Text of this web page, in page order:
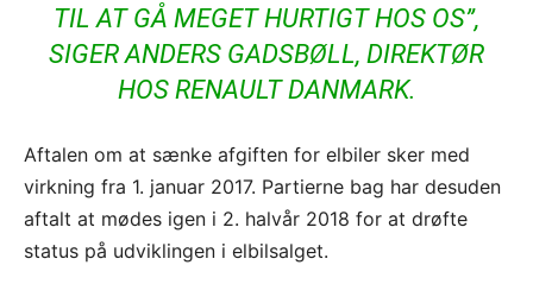
TIL AT GÅ MEGET HURTIGT HOS OS”,
SIGER ANDERS GADSBØLL, DIREKTØR
HOS RENAULT DANMARK.
Aftalen om at sænke afgiften for elbiler sker med
virkning fra 1. januar 2017. Partierne bag har desuden
aftalt at mødes igen i 2. halvår 2018 for at drøfte
status på udviklingen i elbilsalget.